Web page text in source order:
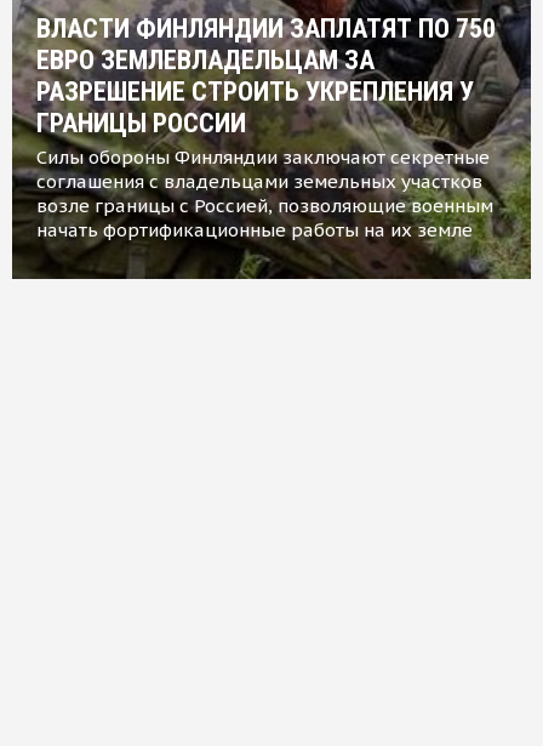
ВЛАСТИ ФИНЛЯНДИИ ЗАПЛАТЯТ ПО 750
ЕВРО ЗЕМЛЕВЛАДЕЛЬЦАМ ЗА
РАЗРЕШЕНИЕ СТРОИТЬ УКРЕПЛЕНИЯ У
ГРАНИЦЫ РОССИИ
Силы обороны Финляндии заключают секретные
соглашения с владельцами земельных участков
возле границы с Россией, позволяющие военным
начать фортификационные работы на их земле